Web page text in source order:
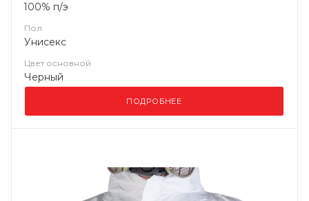
100% п/э
Пол
Унисекс
Цвет основной
Черный
ПОДРОБНЕЕ